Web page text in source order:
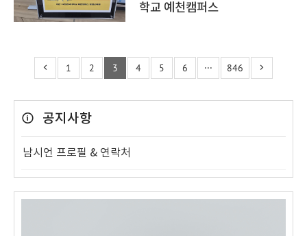
학교 예천캠퍼스
1 2 3 4 5 6 ··· 846
공지사항
남시언 프로필 & 연락처